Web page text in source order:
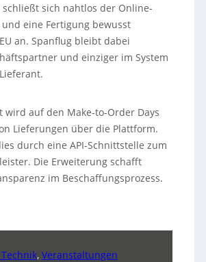
schließt sich nahtlos der Online-
und eine Fertigung bewusst
an. Spanflug bleibt dabei
und einziger im System
wird auf den Make-to-Order Days
Lieferungen über die Plattform.
durch eine API-Schnittstelle zum
Die Erweiterung schafft
im Beschaffungsprozess.
, Veranstaltungen